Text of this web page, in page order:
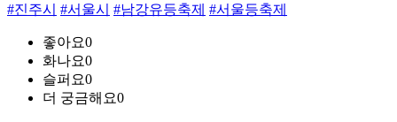
#진주시 #서울시 #남강유등축제 #서울등축제
좋아요0
화나요0
슬퍼요0
더 궁금해요0